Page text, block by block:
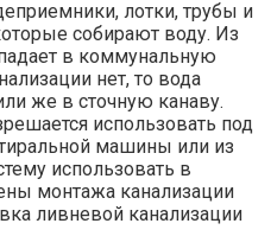
лотки, трубы и
собирают воду. Из
в коммунальную
нет, то вода
же в сточную канаву.
использовать под
машины или из
использовать в
монтажа канализации
ливневой канализации